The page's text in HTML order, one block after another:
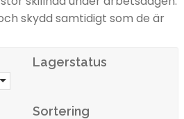
skydd samtidigt som de är
och arbetsuppgifter.
bygg, industri, lager,
är det viktigt att välja
funktionella och
Lagerstatus
Sortering